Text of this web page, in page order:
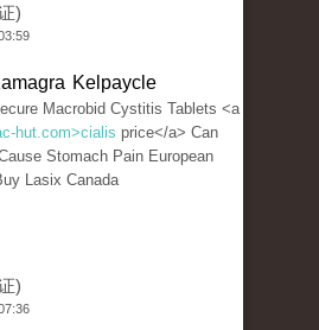
)
Kelpaycle
Macrobid Cystitis Tablets <a
hut.com>cialis price</a> Can
Stomach Pain European
Lasix Canada
)